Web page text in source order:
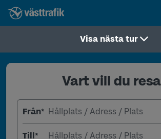
Visa nästa tur
Vart vill du
Från*
Till*